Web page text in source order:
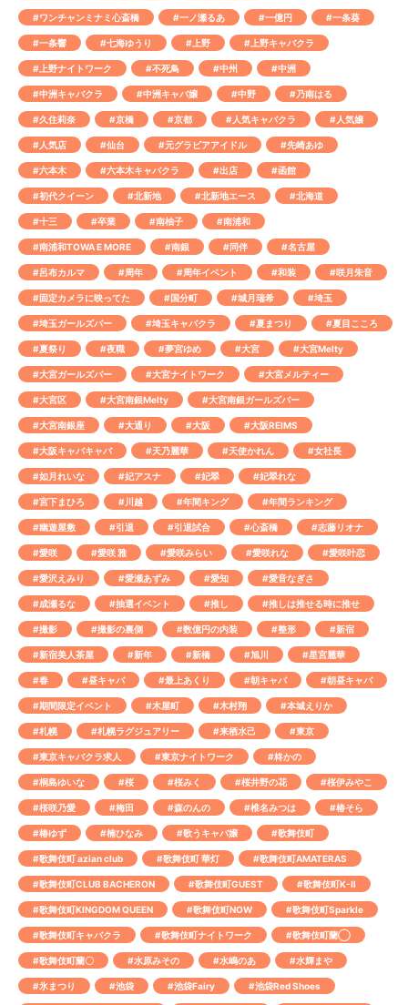
#ワンチャンミナミ心斎橋 #一ノ瀬るあ #一億円 #一条葵
#一条響 #七海ゆうり #上野 #上野キャバクラ
#上野ナイトワーク #不死鳥 #中州 #中洲
#中洲キャバクラ #中洲キャバ嬢 #中野 #乃南はる
#久住莉奈 #京橋 #京都 #人気キャバクラ #人気嬢
#人気店 #仙台 #元グラビアアイドル #先崎あゆ
#六本木 #六本木キャバクラ #出店 #函館
#初代クイーン #北新地 #北新地エース #北海道
#十三 #卒業 #南柚子 #南浦和
#南浦和TOWA E MORE #南銀 #同伴 #名古屋
#呂布カルマ #周年 #周年イベント #和装 #咲月朱音
#固定カメラに映ってた #国分町 #城月瑞希 #埼玉
#埼玉ガールズバー #埼玉キャバクラ #夏まつり #夏目こころ
#夏祭り #夜職 #夢宮ゆめ #大宮 #大宮Melty
#大宮ガールズバー #大宮ナイトワーク #大宮メルティー
#大宮区 #大宮南銀Melty #大宮南銀ガールズバー
#大宮南銀座 #大通り #大阪 #大阪REIMS
#大阪キャバキャバ #天乃麗華 #天使かれん #女社長
#如月れいな #妃アスナ #妃翠 #妃翠れな
#宮下まひろ #川越 #年間キング #年間ランキング
#幽遊屋敷 #引退 #引退試合 #心斎橋 #志藤リオナ
#愛咲 #愛咲 雅 #愛咲みらい #愛咲れな #愛咲叶恋
#愛沢えみり #愛瀬あずみ #愛知 #愛音なぎさ
#成瀬るな #抽選イベント #推し #推しは推せる時に推せ
#撮影 #撮影の裏側 #数億円の内装 #整形 #新宿
#新宿美人茶屋 #新年 #新橋 #旭川 #星宮麗華
#春 #昼キャバ #最上あくり #朝キャバ #朝昼キャバ
#期間限定イベント #木屋町 #木村翔 #本城えりか
#札幌 #札幌ラグジュアリー #来栖水己 #東京
#東京キャバクラ求人 #東京ナイトワーク #柊かの
#桐島ゆいな #桜 #桜みく #桜井野の花 #桜伊みやこ
#桜咲乃愛 #梅田 #森のんの #椎名みつは #椿そら
#椿ゆず #楠ひなみ #歌うキャバ嬢 #歌舞伎町
#歌舞伎町 azian club #歌舞伎町 華灯 #歌舞伎町AMATERAS
#歌舞伎町CLUB BACHERON #歌舞伎町GUEST #歌舞伎町K-Ⅱ
#歌舞伎町KINGDOM QUEEN #歌舞伎町NOW #歌舞伎町Sparkle
#歌舞伎町キャバクラ #歌舞伎町ナイトワーク #歌舞伎町蘭◯
#歌舞伎町蘭〇 #水原みその #水嶋のあ #水輝まや
#氷まつり #池袋 #池袋Fairy #池袋Red Shoes